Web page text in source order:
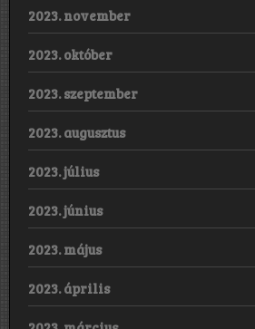
2023. november
2023. október
2023. szeptember
2023. augusztus
2023. július
2023. június
2023. május
2023. április